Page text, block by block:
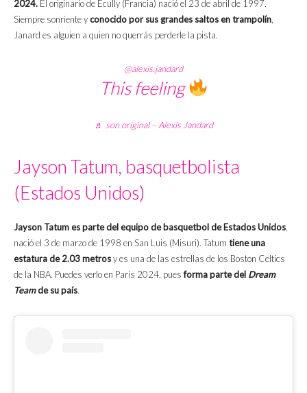
2024. El originario de Écully (Francia) nació el 23 de abril de 1997.
Siempre sonriente yconocido por sus grandes saltos en trampolín
Janard es alguien a quien no querrás perderle la pista.
@alexis.jandard
This feeling
♬ son original – Alexis Jandard
Jayson Tatum, basquetbolista
(Estados Unidos)
Jayson Tatum es parte del equipo de basquetbol de Estados Unidos
nació el 3 de marzo de 1998 en San Luis (Misuri). Tatum tiene una
estatura de 2.03 metrosy es una de las estrellas de los Boston Celtics
de la NBA. Puedes verlo en París 2024, puesforma parte del Dream
Teamde su país.